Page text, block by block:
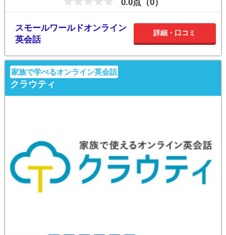
0.0点（0）
スモールワールドオンライン
英会話
詳細・口コミ
家族で学べるオンライン英会話
クラウティ